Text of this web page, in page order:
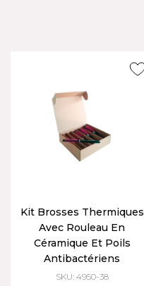
Kit Brosses Thermiques
Avec Rouleau En
Céramique Et Poils
Antibactériens
SKU: 4950-38